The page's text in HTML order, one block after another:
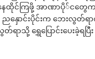
နေထိုင်ကြဖို့ အာဏာပို်ငတွ
ာင်းပိုင်းက ဘေးလွတ်ရာကို
တ်ရာသို့ ရွှေပြောင်းပေးခဲ့